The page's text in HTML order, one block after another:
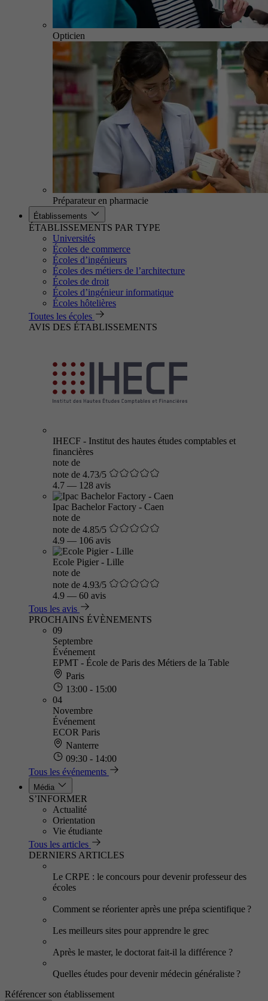
Opticien
Préparateur en pharmacie
Établissements
ÉTABLISSEMENTS PAR TYPE
Universités
Écoles de commerce
Écoles d’ingénieurs
Écoles des métiers de l’architecture
Écoles de droit
Écoles d’ingénieur informatique
Écoles hôtelières
Toutes les écoles
AVIS DES ÉTABLISSEMENTS
IHECF - Institut des hautes études comptables et
financières
note de
note de 4.73/5
4.7 — 128 avis
Ipac Bachelor Factory - Caen
note de
note de 4.85/5
4.9 — 106 avis
Ecole Pigier - Lille
note de
note de 4.93/5
4.9 — 60 avis
Tous les avis
PROCHAINS ÉVÈNEMENTS
09
Septembre
Événement
EPMT - École de Paris des Métiers de la Table
Paris
13:00 - 15:00
04
Novembre
Événement
ECOR Paris
Nanterre
09:30 - 14:00
Tous les événements
Média
S’INFORMER
Actualité
Orientation
Vie étudiante
Tous les articles
DERNIERS ARTICLES
Le CRPE : le concours pour devenir professeur des
écoles
Comment se réorienter après une prépa scientifique ?
Les meilleurs sites pour apprendre le grec
Après le master, le doctorat fait-il la différence ?
Quelles études pour devenir médecin généraliste ?
Référencer son établissement